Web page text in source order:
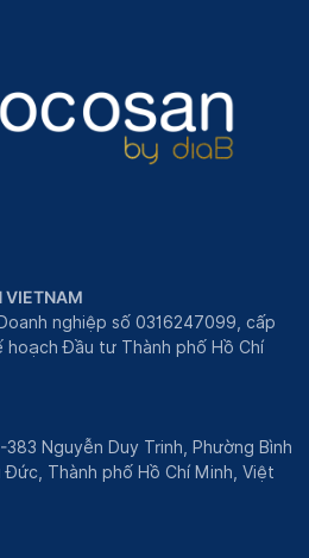
VIETNAM
nghiệp số 0316247099, cấp
Đầu tư Thành phố Hồ Chí
Nguyễn Duy Trinh, Phường Bình
Thành phố Hồ Chí Minh, Việt